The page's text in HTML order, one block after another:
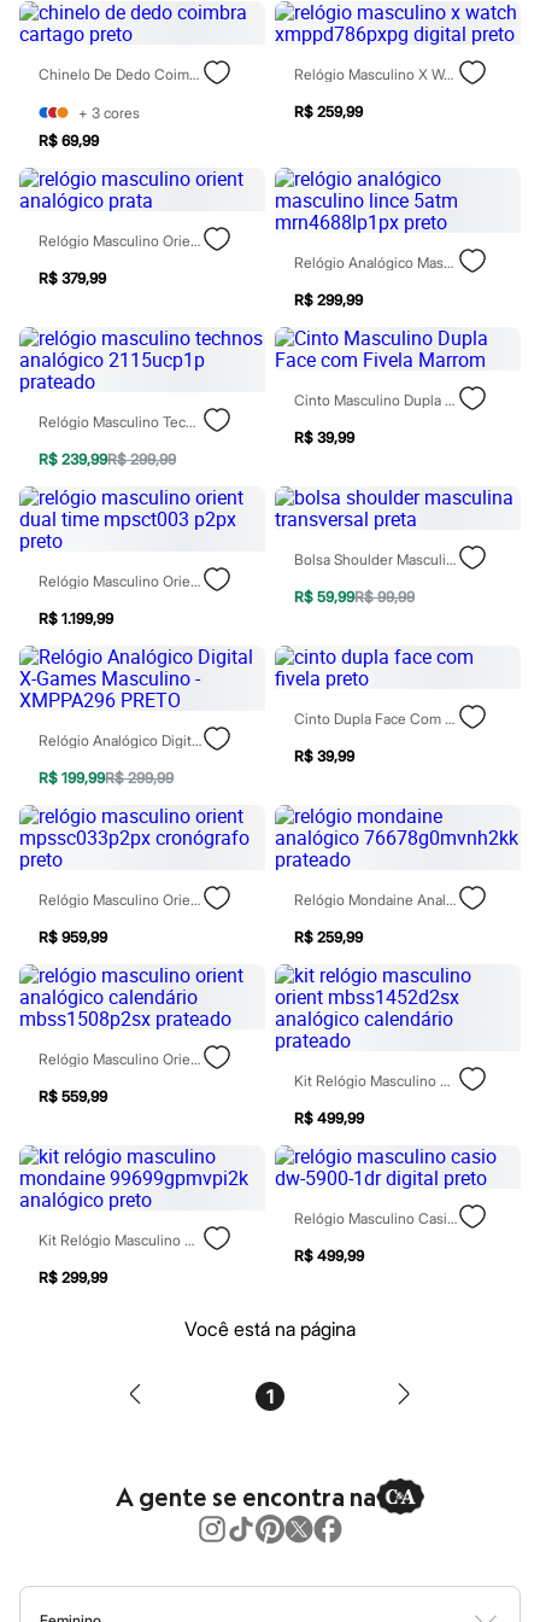
Jeans
Moda esportiva
Todos os produtos
Infantil
Em alta
Arrumadinho para os meninos
Romântico para as meninas
Inverno
Novidades
Roupas menina
0 a 24 meses
1 a 5 anos
Roupas menino
0 a 24 meses
1 a 5 anos
10 a 16 anos
Acessórios
Recém-nascido
Bolsas e Mochilas
Chapéus
Calçados
Botas
Chinelos
Rasteirinhas
Sandálias
Tênis
Diversão
Marcas
Baby Club
Fifteen
Miss Fifteen
Moda íntima
Calcinhas
Cuecas
Pijamas
Moda praia
Biquínis e Maiôs
Blusas de proteção
Sungas
Personagens
Bluey
Disney
Homem Aranha
Naruto
Patrulha Canina
Sonic
Stitch
Beleza
Kits
Perfumes árabes
Finalizadores
Protetor solar
Tratamento
Cuidados com o rosto
Protetor solar
Chinelo De Dedo Coimbra Cartago Preto
+ 3 cores
R$ 69,99
Relógio Masculino X Watch Xmppd786pxpg Digital Preto
R$ 259,99
Relógio Masculino Orient Analógico Prata
R$ 379,99
Relógio Analógico Masculino Lince 5atm Mrn4688lp1px Preto
R$ 299,99
Relógio Masculino Technos Analógico 2115ucp1p Prateado
R$ 239,99R$ 299,99
Cinto Masculino Dupla Face Com Fivela Marrom
R$ 39,99
Relógio Masculino Orient Dual Time Mpsct003 P2px Preto
R$ 1.199,99
Bolsa Shoulder Masculina Transversal Preta
R$ 59,99R$ 99,99
Relógio Analógico Digital X-Games Masculino - XMPPA296 PRETO
R$ 199,99R$ 299,99
Cinto Dupla Face Com Fivela Preto
R$ 39,99
Relógio Masculino Orient Mpssc033p2px Cronógrafo Preto
R$ 959,99
Relógio Mondaine Analógico 76678g0mvnh2kk Prateado
R$ 259,99
Relógio Masculino Orient Analógico Calendário Mbss1508p2sx Prateado
R$ 559,99
Kit Relógio Masculino Orient Mbss1452d2sx Analógico Calendário Prateado
R$ 499,99
Kit Relógio Masculino Mondaine 99699gpmvpi2k Analógico Preto
R$ 299,99
Relógio Masculino Casio Dw-5900-1dr Digital Preto
R$ 499,99
Você está na página
1
A gente se encontra na